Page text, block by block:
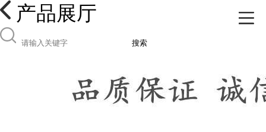
产品展厅
搜索